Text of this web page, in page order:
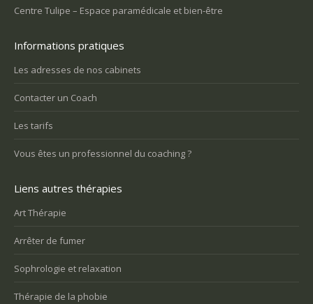
Centre Tulipe – Espace paramédicale et bien-être
Informations pratiques
Les adresses de nos cabinets
Contacter un Coach
Les tarifs
Vous êtes un professionnel du coaching ?
Liens autres thérapies
Art Thérapie
Arrêter de fumer
Sophrologie et relaxation
Thérapie de la phobie